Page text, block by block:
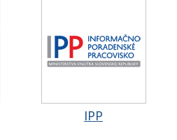
IPP